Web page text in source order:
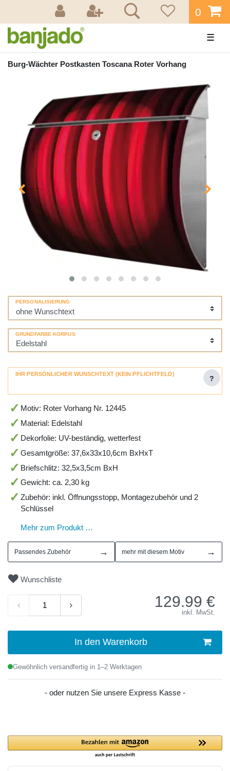
0
☰
Burg-Wächter Postkasten Toscana Roter Vorhang
PERSONALISIERUNG
GRUNDFARBE KORPUS
IHR PERSÖNLICHER WUNSCHTEXT (KEIN PFLICHTFELD)
?
Motiv: Roter Vorhang Nr. 12445
Material: Edelstahl
Dekorfolie: UV-beständig, wetterfest
Gesamtgröße: 37,6x33x10,6cm BxHxT
Briefschlitz: 32,5x3,5cm BxH
Gewicht: ca. 2,30 kg
Zubehör: inkl. Öffnungsstopp, Montagezubehör und 2
Schlüssel
Mehr zum Produkt …
Passendes Zubehör → mehr mit diesem Motiv →
Wunschliste
129.99 €
inkl. MwSt.
In den Warenkorb
Gewöhnlich versandfertig in 1–2 Werktagen
- oder nutzen Sie unsere Express Kasse -